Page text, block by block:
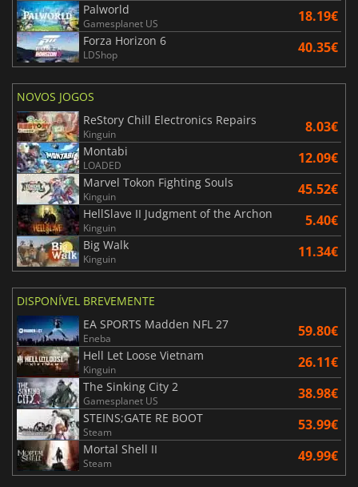
Palworld
Gamesplanet US 18.19€
Forza Horizon 6
LDShop 40.35€
NOVOS JOGOS
ReStory Chill Electronics Repairs
Kinguin 8.03€
Montabi
LOADED 12.09€
Marvel Tokon Fighting Souls
Kinguin 45.52€
HellSlave II Judgment of the Archon
Kinguin 5.40€
Big Walk
Kinguin 11.34€
DISPONÍVEL BREVEMENTE
EA SPORTS Madden NFL 27
Eneba 59.80€
Hell Let Loose Vietnam
Kinguin 26.11€
The Sinking City 2
Gamesplanet US 38.98€
STEINS;GATE RE BOOT
Steam 53.99€
Mortal Shell II
Steam 49.99€